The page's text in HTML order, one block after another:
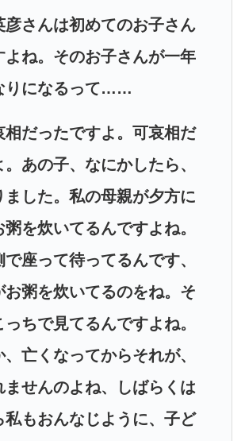
さんは初めてのお子さん
よね。そのお子さんが一年
りになるって……
だったですよ。可哀相だ
あの子、なにかしたら、
ました。私の母親が夕方に
を炊いてるんですよね。
座って待ってるんです、
お粥を炊いてるのをね。そ
ちで見てるんですよね。
亡くなってからそれが、
ませんのよね、しばらくは
私もおんなじように、子ど